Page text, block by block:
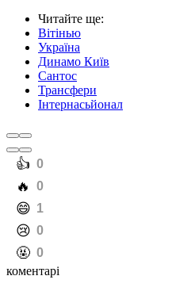
Читайте ще:
Вітінью
Україна
Динамо Київ
Сантос
Трансфери
Інтернасьйонал
️👍 0
️🔥 0
️😄 1
️😢 0
️🤬 0
коментарі